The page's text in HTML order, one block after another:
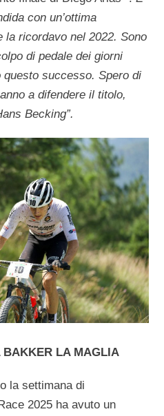
con un’ottima
la ricordavo nel 2022. Sono
di pedale dei giorni
successo. Spero di
a difendere il titolo,
Becking”.
BAKKER LA MAGLIA
la settimana di
2025 ha avuto un